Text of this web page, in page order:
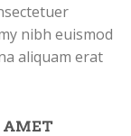
nibh euismod
aliquam erat
AMET